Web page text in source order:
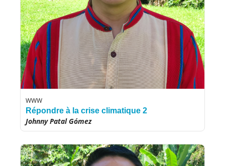
WWW
Répondre à la crise climatique 2
Johnny Patal Gómez